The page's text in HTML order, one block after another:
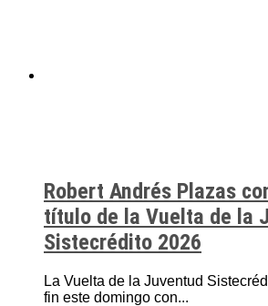
Robert Andrés Plazas
título de la Vuelta de la
Sistecrédito 2026
La Vuelta de la Juventud
fin este domingo con...